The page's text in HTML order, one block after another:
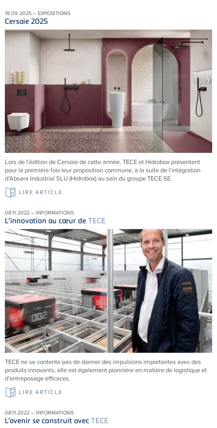
18.09.2025 – EXPOSITIONS
Cersaie 2025
Lors de l’édition de Cersaie de cette année, TECE et Hidrobox présentent
pour la première fois leur proposition commune, à la suite de l’intégration
d’Absara Industrial SLU (Hidrobox) au sein du groupe TECE SE.
LIRE ARTICLE
08.11.2022 – INFORMATIONS
L’innovation au cœur de TECE
TECE ne se contente pas de donner des impulsions importantes avec des
produits innovants, elle est également pionnière en matière de logistique et
d'entreposage efficaces.
LIRE ARTICLE
08.11.2022 – INFORMATIONS
L’avenir se construit avec TECE